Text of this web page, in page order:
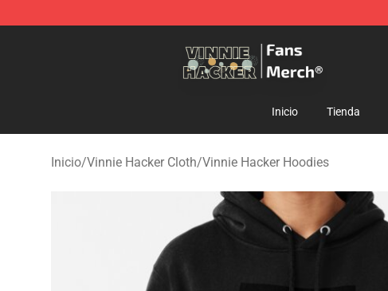
Inicio Tienda
Inicio/Vinnie Hacker Cloth/Vinnie Hacker Hoodies